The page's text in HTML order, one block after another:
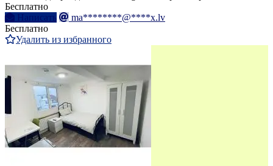
Бесплатно
Написать
ma********@****x.lv
Бесплатно
Удалить из избранного